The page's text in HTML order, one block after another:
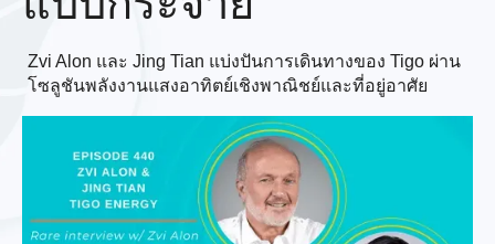
Zvi Alon และ Jing Tian แบ่งปันการเดินทางของ Tigo ผ่าน
โซลูชันพลังงานแสงอาทิตย์เชิงพาณิชย์และที่อยู่อาศัย